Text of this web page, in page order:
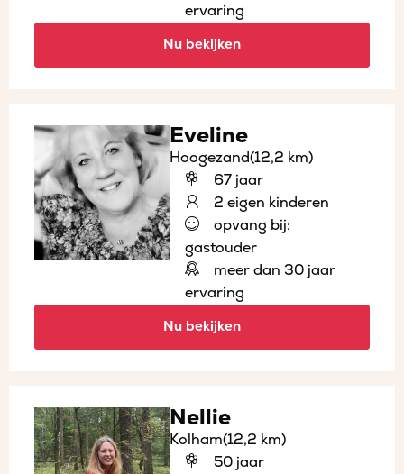
ervaring
Nu bekijken
Eveline
Hoogezand(12,2 km)
67 jaar
2 eigen kinderen
opvang bij:
gastouder
meer dan 30 jaar
ervaring
Nu bekijken
Nellie
Kolham(12,2 km)
50 jaar